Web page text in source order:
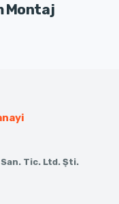
Montaj
Tic. Ltd. Şti.